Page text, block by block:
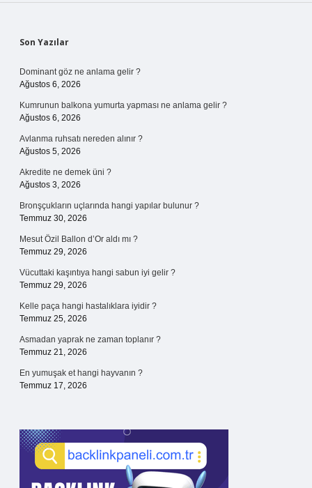
Sidebar
Son Yazılar
Dominant göz ne anlama gelir ?
Ağustos 6, 2026
Kumrunun balkona yumurta yapması ne anlama gelir ?
Ağustos 6, 2026
Avlanma ruhsatı nereden alınır ?
Ağustos 5, 2026
Akredite ne demek üni ?
Ağustos 3, 2026
Bronşçukların uçlarında hangi yapılar bulunur ?
Temmuz 30, 2026
Mesut Özil Ballon d’Or aldı mı ?
Temmuz 29, 2026
Vücuttaki kaşıntıya hangi sabun iyi gelir ?
Temmuz 29, 2026
Kelle paça hangi hastalıklara iyidir ?
Temmuz 25, 2026
Asmadan yaprak ne zaman toplanır ?
Temmuz 21, 2026
En yumuşak et hangi hayvanın ?
Temmuz 17, 2026